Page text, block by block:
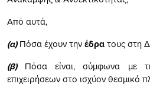
Από αυτά,
(α)Πόσα έχουν τηνέδρατους στη
(β)Πόσα είναι, σύμφωνα με
επιχειρήσεων στο ισχύον θεσμικό